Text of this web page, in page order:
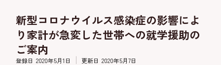
新型コロナウイルス感染症の影響によ
り家計が急変した世帯への就学援助の
ご案内
登録日 2020年5月1日 更新日 2020年5月7日